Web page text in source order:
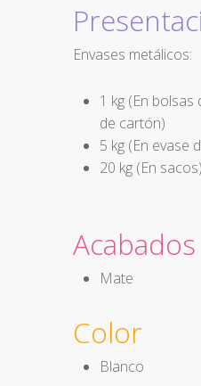
Envases metálicos:
1 kg (En
de cartón)
5 kg (En evase
20 kg (En sacos)
Acabados
Mate
Color
Blanco